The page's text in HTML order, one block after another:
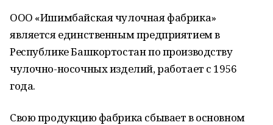
ООО «Ишимбайская чулочная фабрика»
является единственным предприятием в
Республике Башкортостан по производству
чулочно-носочных изделий, работает с 1956
года.
Свою продукцию фабрика сбывает в основном